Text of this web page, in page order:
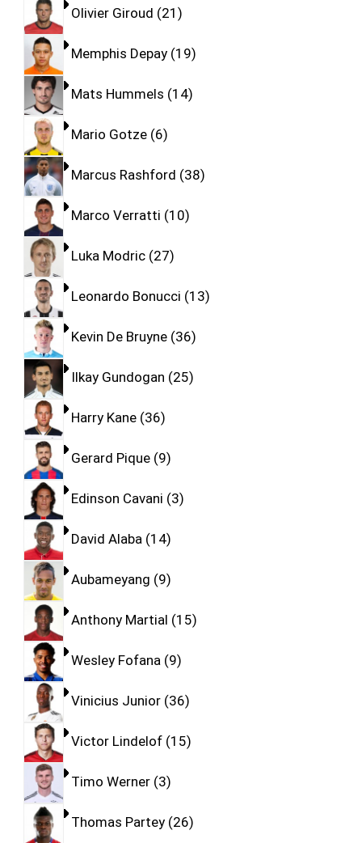
Olivier Giroud 21
Memphis Depay 19
Mats Hummels 14
Mario Gotze 6
Marcus Rashford 38
Marco Verratti 10
Luka Modric 27
Leonardo Bonucci 13
Kevin De Bruyne 36
Ilkay Gundogan 25
Harry Kane 36
Gerard Pique 9
Edinson Cavani 3
David Alaba 14
Aubameyang 9
Anthony Martial 15
Wesley Fofana 9
Vinicius Junior 36
Victor Lindelof 15
Timo Werner 3
Thomas Partey 26